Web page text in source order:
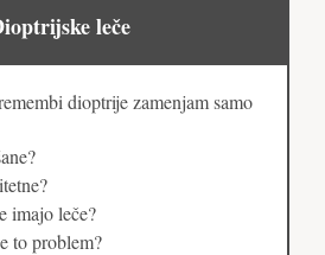
leče
dioptrije zamenjam samo
imajo leče?
to problem?